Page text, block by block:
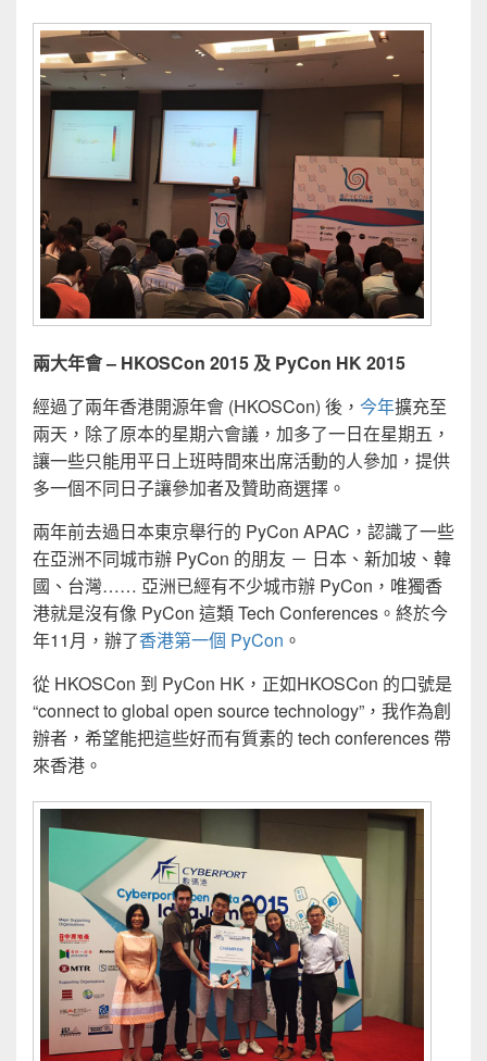
兩大年會 – HKOSCon 2015 及 PyCon HK 2015
經過了兩年香港開源年會 (HKOSCon) 後， 今年擴充至
兩天，除了原本的星期六會議，加多了一日在星期五，
讓一些只能用平日上班時間來出席活動的人參加，提供
多一個不同日子讓參加者及贊助商選擇。
兩年前去過日本東京舉行的 PyCon APAC，認識了一些
在亞洲不同城市辦 PyCon 的朋友 － 日本、新加坡、韓
國、台灣…… 亞洲已經有不少城市辦 PyCon，唯獨香
港就是沒有像 PyCon 這類 Tech Conferences。終於今
年11月，辦了香港第一個 PyCon 。
從 HKOSCon 到 PyCon HK，正如HKOSCon 的口號是
“connect to global open source technology”，我作為創
辦者，希望能把這些好而有質素的 tech conferences 帶
來香港。